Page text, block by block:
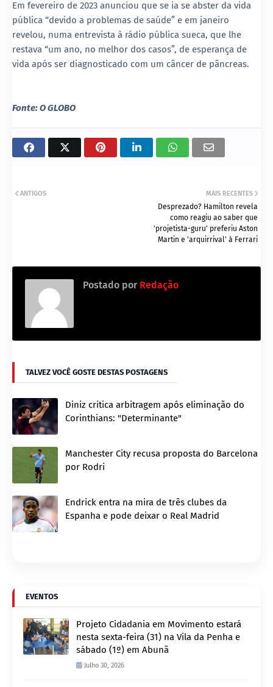
Em fevereiro de 2023 anunciou que se ia se abster da vida
pública “devido a problemas de saúde” e em janeiro
revelou, numa entrevista à rádio pública sueca, que lhe
restava “um ano, no melhor dos casos”, de esperança de
vida após ser diagnosticado com um câncer de pâncreas.
Fonte: O GLOBO
MAIS RECENTES
Desprezado? Hamilton revela
como reagiu ao saber que
'projetista-guru' preferiu Aston
Martin e 'arquirrival' à Ferrari
ANTIGOS
Postado por Redação
TALVEZ VOCÊ GOSTE DESTAS POSTAGENS
Diniz critica arbitragem após eliminação do
Corinthians: "Determinante"
Manchester City recusa proposta do Barcelona
por Rodri
Endrick entra na mira de três clubes da
Espanha e pode deixar o Real Madrid
EVENTOS
Projeto Cidadania em Movimento estará
nesta sexta-feira (31) na Vila da Penha e
sábado (1º) em Abunã
Julho 30, 2026